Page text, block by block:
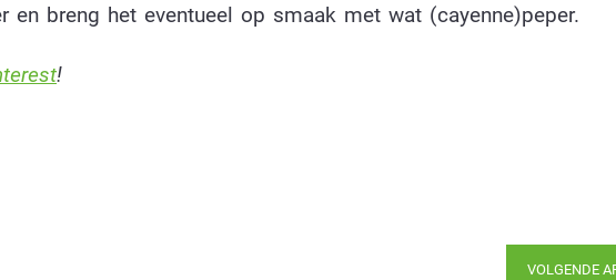
en breng het eventueel op smaak met wat (cayenne)peper.
!
VOLGENDE